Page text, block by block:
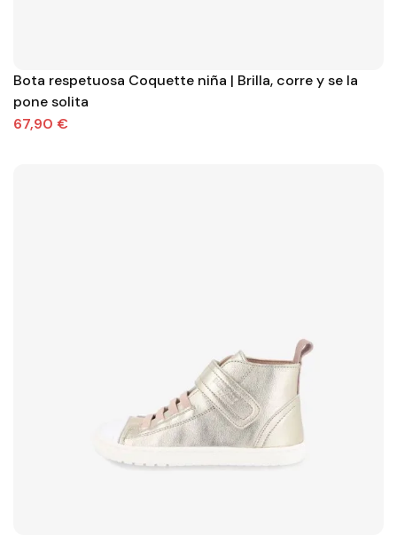
Bota respetuosa Coquette niña | Brilla, corre y se la
pone solita
67,90 €